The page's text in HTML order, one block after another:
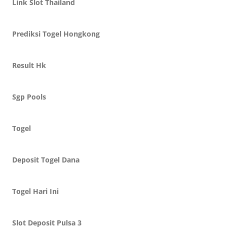
Link Slot Thailand
Prediksi Togel Hongkong
Result Hk
Sgp Pools
Togel
Deposit Togel Dana
Togel Hari Ini
Slot Deposit Pulsa 3